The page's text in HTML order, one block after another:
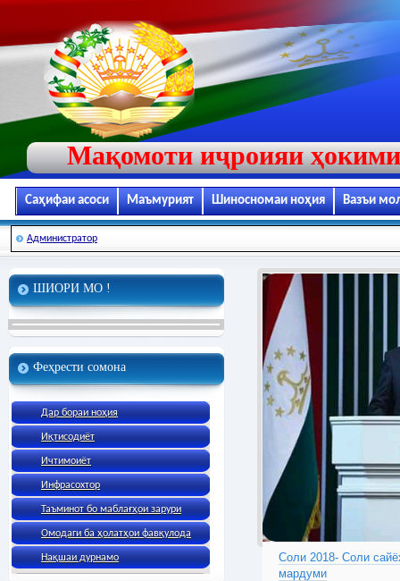
Мақомоти иҷроияи
Саҳифаи асоси Маъмурият Шиносномаи ноҳия Вазъи
Администратор
ШИОРИ МО !
Феҳрести сомона
Дар бораи ноҳия
Иқтисодиёт
Ичтимоиёт
Инфрасохтор
Таъминот бо маблағҳои зарури
Омодаги ба ҳолатҳои фавқулода
Нақшаи дурнамо
Соли 2018- Соли
мардуми